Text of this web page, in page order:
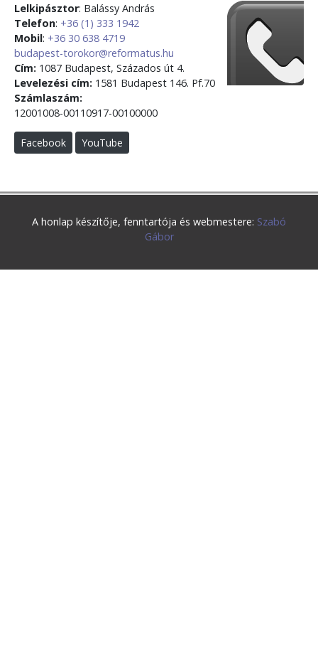
Lelkipásztor: Balássy András
Telefon: +36 (1) 333 1942
Mobil: +36 30 638 4719
budapest-torokor@reformatus.hu
Cím: 1087 Budapest, Százados út 4.
Levelezési cím: 1581 Budapest 146. Pf.70
Számlaszám:
12001008-00110917-00100000
Facebook YouTube
A honlap készítője, fenntartója és webmestere: Szabó
Gábor